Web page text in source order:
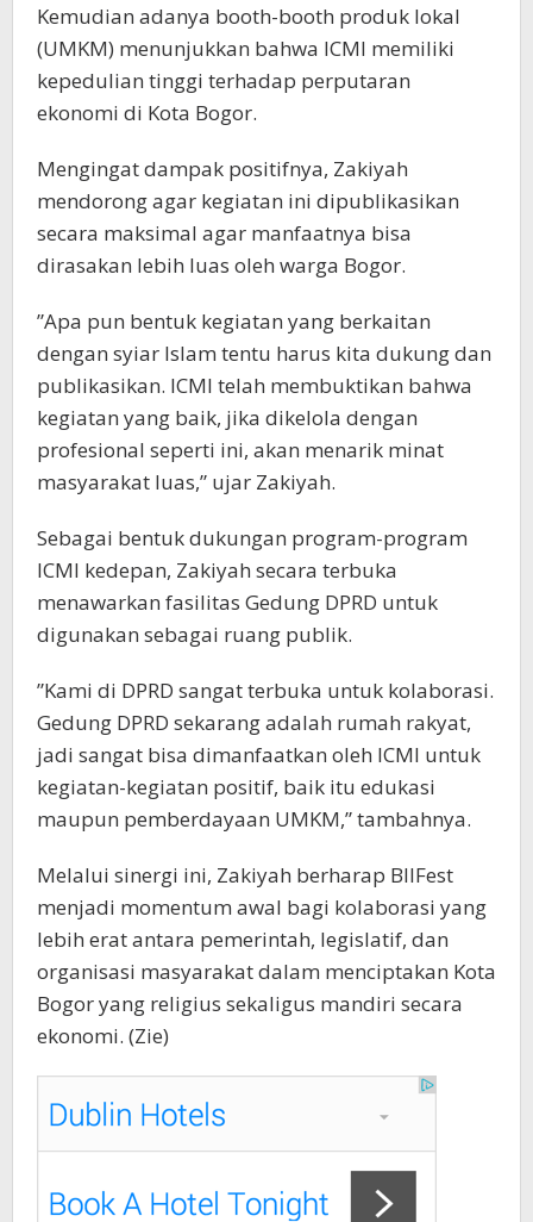
​Kemudian adanya booth-booth produk lokal
(UMKM) menunjukkan bahwa ICMI memiliki
kepedulian tinggi terhadap perputaran
ekonomi di Kota Bogor.
Mengingat dampak positifnya, Zakiyah
mendorong agar kegiatan ini dipublikasikan
secara maksimal agar manfaatnya bisa
dirasakan lebih luas oleh warga Bogor.
​”Apa pun bentuk kegiatan yang berkaitan
dengan syiar Islam tentu harus kita dukung dan
publikasikan. ICMI telah membuktikan bahwa
kegiatan yang baik, jika dikelola dengan
profesional seperti ini, akan menarik minat
masyarakat luas,” ujar Zakiyah.
​Sebagai bentuk dukungan program-program
ICMI kedepan, Zakiyah secara terbuka
menawarkan fasilitas Gedung DPRD untuk
digunakan sebagai ruang publik.
​”Kami di DPRD sangat terbuka untuk kolaborasi.
Gedung DPRD sekarang adalah rumah rakyat,
jadi sangat bisa dimanfaatkan oleh ICMI untuk
kegiatan-kegiatan positif, baik itu edukasi
maupun pemberdayaan UMKM,” tambahnya.
​Melalui sinergi ini, Zakiyah berharap BIIFest
menjadi momentum awal bagi kolaborasi yang
lebih erat antara pemerintah, legislatif, dan
organisasi masyarakat dalam menciptakan Kota
Bogor yang religius sekaligus mandiri secara
ekonomi. (Zie)